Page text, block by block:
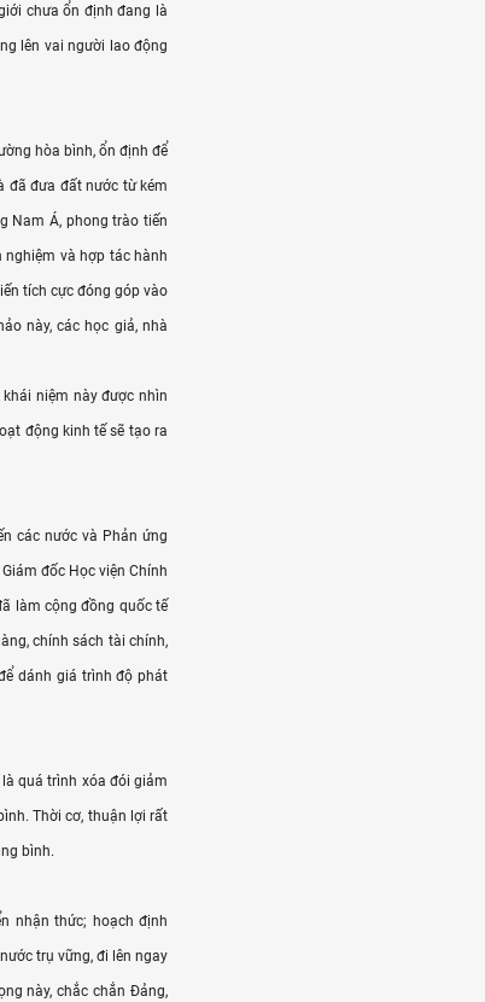
chưa ổn định đang là
lên vai người lao động
hòa bình, ổn định để
đã đưa đất nước từ kém
Nam Á, phong trào tiến
và hợp tác hành
tích cực đóng góp vào
này, các học giả, nhà
niệm này được nhìn
động kinh tế sẽ tạo ra
các nước và Phản ứng
đốc Học viện Chính
làm cộng đồng quốc tế
chính sách tài chính,
dánh giá trình độ phát
quá trình xóa đói giảm
Thời cơ, thuận lợi rất
bình.
nhận thức; hoạch định
trụ vững, đi lên ngay
này, chắc chắn Đảng,